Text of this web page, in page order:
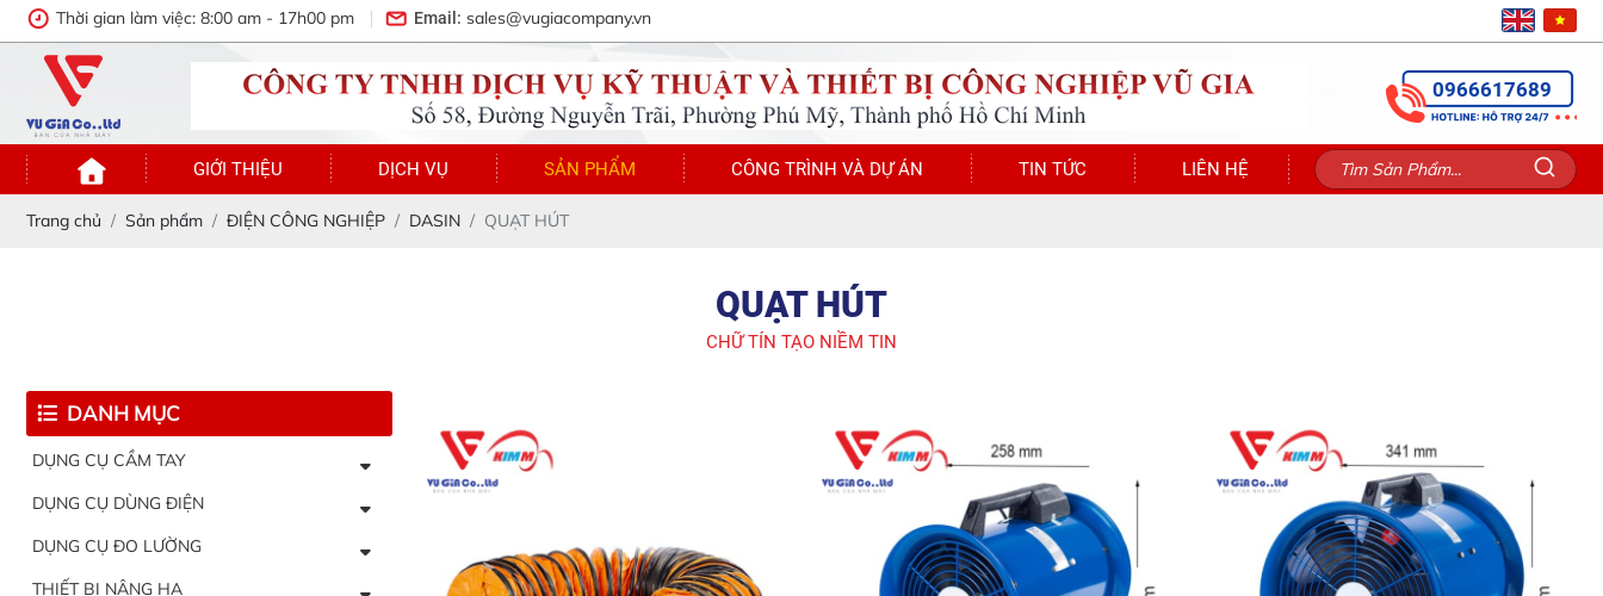
Thời gian làm việc: 8:00 am - 17h00 pm Email: sales@vugiacompany.vn
0966617689
GIỚI THIỆU DỊCH VỤ SẢN PHẨM CÔNG TRÌNH VÀ DỰ ÁN TIN TỨC LIÊN HỆ
Trang chủ Sản phẩm ĐIỆN CÔNG NGHIỆP DASIN QUẠT HÚT
QUẠT HÚT
CHỮ TÍN TẠO NIỀM TIN
DANH MỤC
DỤNG CỤ CẦM TAY
DỤNG CỤ DÙNG ĐIỆN
DỤNG CỤ ĐO LƯỜNG
THIẾT BỊ NÂNG HẠ